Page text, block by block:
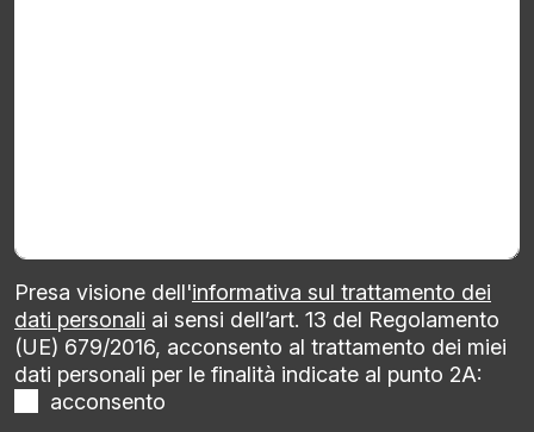
Presa visione dell'informativa sul trattamento dei
dati personali ai sensi dell’art. 13 del Regolamento
(UE) 679/2016, acconsento al trattamento dei miei
dati personali per le finalità indicate al punto 2A:
acconsento